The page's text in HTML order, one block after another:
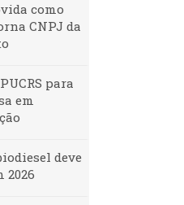
como
CNPJ da
para
em
deve
2026